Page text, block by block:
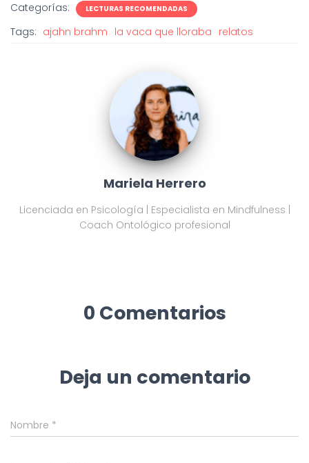
Categorías: LECTURAS RECOMENDADAS
Tags: ajahn brahm la vaca que lloraba relatos
Mariela Herrero
Licenciada en Psicología | Especialista en Mindfulness |
Coach Ontológico profesional
0 Comentarios
Deja un comentario
Nombre *